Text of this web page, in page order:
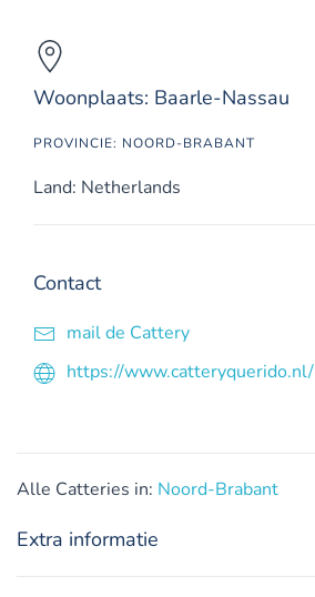
Woonplaats: Baarle-Nassau
PROVINCIE: NOORD-BRABANT
Land: Netherlands
Contact
mail de Cattery
https://www.catteryquerido.nl/
Alle Catteries in: Noord-Brabant
Extra informatie